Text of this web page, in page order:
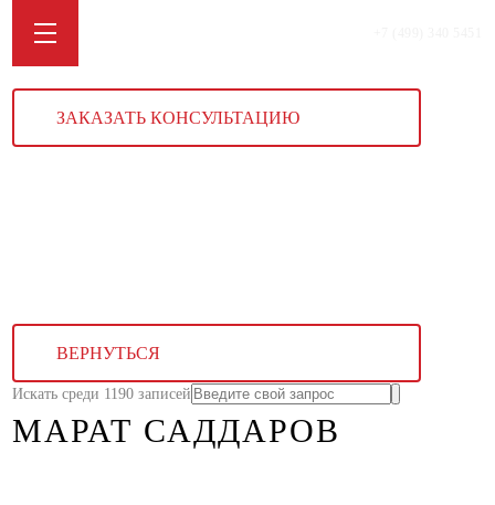
ЗАКАЗАТЬ КОНСУЛЬТАЦИЮ
ВЕРНУТЬСЯ
Искать среди 1190 записей
МАРАТ САДДАРОВ